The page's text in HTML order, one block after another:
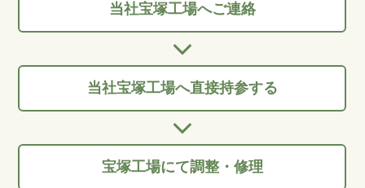
当社宝塚工場へご連絡
当社宝塚工場へ直接持参する
宝塚工場にて調整・修理